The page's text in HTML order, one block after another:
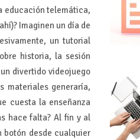
educación telemática,
Imaginen un día de
un tutorial
historia, la sesión
divertido videojuego
materiales generaría,
cuesta la enseñanza
hace falta? Al fin y al
botón desde cualquier